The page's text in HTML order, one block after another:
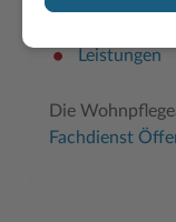
Leistungen
Die
Fachdienst